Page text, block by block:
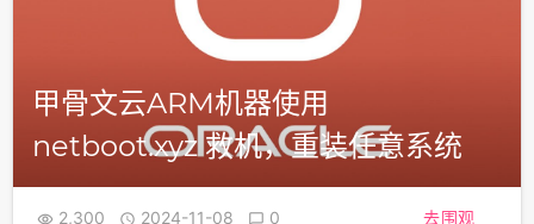
甲骨文云ARM机器使用
netboot.xyz 救机，重装任意系统
 2,300  2024-11-08  0 去围观